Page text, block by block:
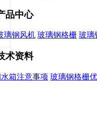
品中心
璃钢风机 玻璃钢格栅 玻璃
术资料
箱注意事项 玻璃钢格栅